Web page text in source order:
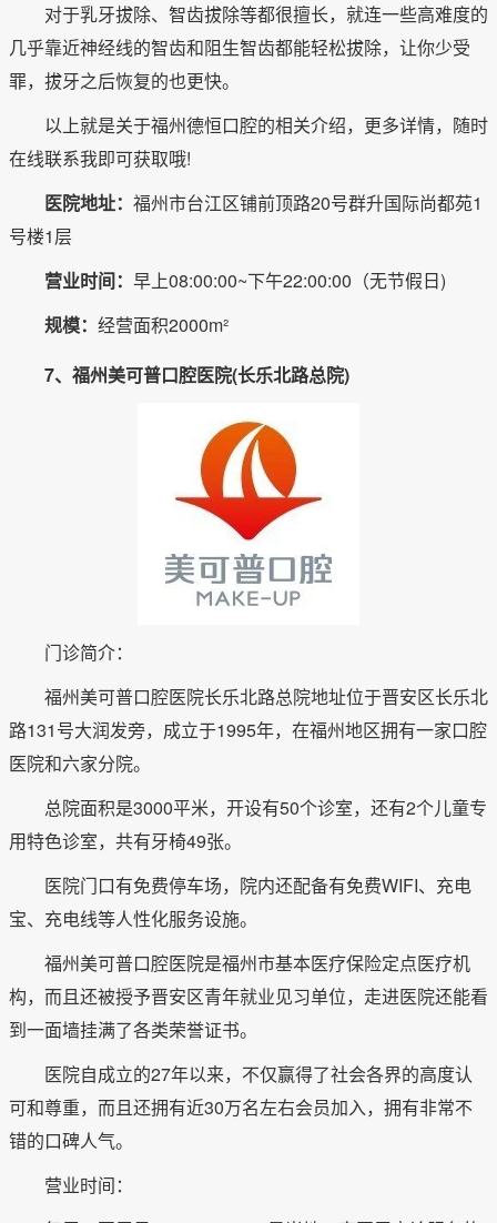
对于乳牙拔除、智齿拔除等都很擅长，就连一些高难度的
几乎靠近神经线的智齿和阻生智齿都能轻松拔除，让你少受
罪，拔牙之后恢复的也更快。
以上就是关于福州德恒口腔的相关介绍，更多详情，随时
在线联系我即可获取哦!
医院地址： 福州市台江区铺前顶路20号群升国际尚都苑1
号楼1层
营业时间： 早上08:00:00~下午22:00:00（无节假日)
规模： 经营面积2000m²
7、福州美可普口腔医院(长乐北路总院)
门诊简介：
福州美可普口腔医院长乐北路总院地址位于晋安区长乐北
路131号大润发旁，成立于1995年，在福州地区拥有一家口腔
医院和六家分院。
总院面积是3000平米，开设有50个诊室，还有2个儿童专
用特色诊室，共有牙椅49张。
医院门口有免费停车场，院内还配备有免费WIFI、充电
宝、充电线等人性化服务设施。
福州美可普口腔医院是福州市基本医疗保险定点医疗机
构，而且还被授予晋安区青年就业见习单位，走进医院还能看
到一面墙挂满了各类荣誉证书。
医院自成立的27年以来，不仅赢得了社会各界的高度认
可和尊重，而且还拥有近30万名左右会员加入，拥有非常不
错的口碑人气。
营业时间：